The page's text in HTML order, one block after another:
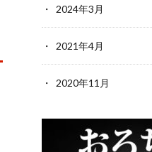
2024年3月
2021年4月
2020年11月